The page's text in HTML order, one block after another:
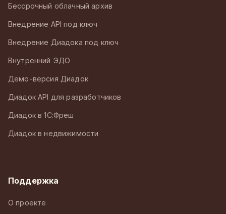
Бессрочный облачный архив
Внедрение API под ключ
Внедрение Диадока под ключ
Внутренний ЭДО
Демо-версия Диадок
Диадок API для разработчиков
Диадок в 1С:Фреш
Диадок в недвижимости
Поддержка
О проекте